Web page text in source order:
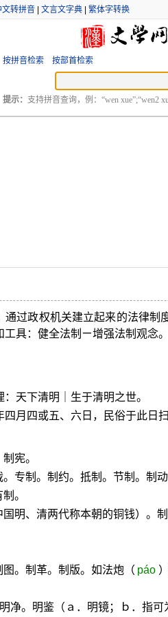
文转拼音| 文言文字典| 繁体字转换
按拼音检索 按部首检索
提示： 支持拼音查询，例：“wen xue”;“wen2
通过政权机关建立起来的法律制
具：健全法制ㄧ增强法制观念。
天下清明｜生于清明之世。
月四或五、六日，民俗于此日扫
宪。
专制。制约。抵制。节制。制动
。
明、清两代称本朝的铜钱）。制
。制革。制版。如法炮（ páo
净。明鉴（ａ．明镜；ｂ．指